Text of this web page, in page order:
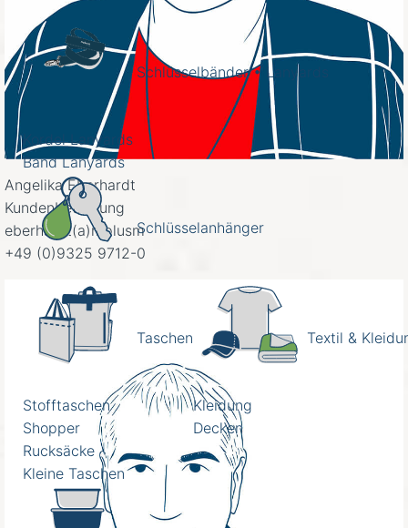
Schlüsselbänder • Lanyards
Kordel Lanyards
Band Lanyards
Schlüsselanhänger
Taschen
Stofftaschen
Shopper
Rucksäcke
Kleine Taschen
Textil &
Kleidung
Decken
Angelika Eberhardt
Kundenbetreuung
eberhardt(a)mplusm
+49 (0)9325 9712-0